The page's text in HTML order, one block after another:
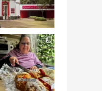
el...
12 0
Me tocó rosca de
Tagers un
restaurante de
Avenida...
50 10